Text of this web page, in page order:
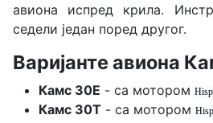
авиона испред крила.
седели један поред другог.
Варијанте авиона
Камс 30Е - са мотором
Камс 30Т - са мотором